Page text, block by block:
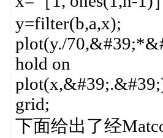
y=filter(b,a,x);
plot(y./
hold on
grid;
下面给出了经